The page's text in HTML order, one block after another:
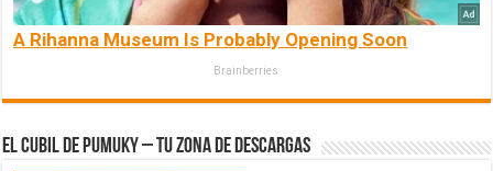
A Rihanna Museum Is Probably Opening Soon
Brainberries
El Cubil de Pumuky – Tu zona de Descargas